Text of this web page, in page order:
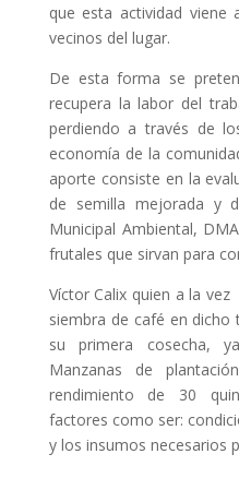
que esta actividad viene
vecinos del lugar.
De esta forma se
recupera la labor del
perdiendo a través de
economía de la
aporte consiste en la
de semilla mejorada y
Municipal Ambiental,
frutales que sirvan para
Víctor Calix quien a la
siembra de café en
su primera cosecha,
Manzanas de
rendimiento de 30
factores como ser:
y los insumos necesarios